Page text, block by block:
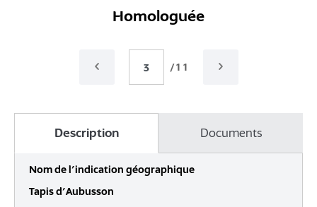
Homologuée
Préc. /11 Suivant
Description Documents
Nom de l’indication géographique
Tapis d'Aubusson